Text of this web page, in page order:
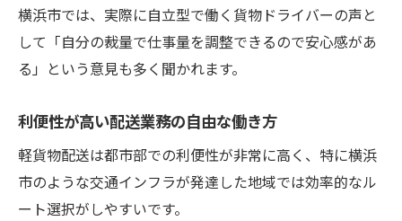
横浜市では、実際に自立型で働く貨物ドライバーの声と
して「自分の裁量で仕事量を調整できるので安心感があ
る」という意見も多く聞かれます。
利便性が高い配送業務の自由な働き方
軽貨物配送は都市部での利便性が非常に高く、特に横浜
市のような交通インフラが発達した地域では効率的なル
ート選択がしやすいです。